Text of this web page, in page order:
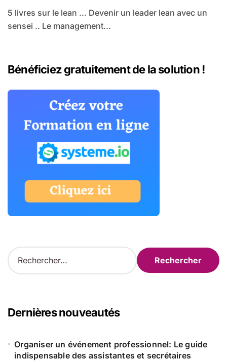
5 livres sur le lean … Devenir un leader lean avec un
sensei .. Le management...
Bénéficiez gratuitement de la solution !
R
e
r
c
e
Dernières nouveautés
Organiser un événement professionnel: Le guide
indispensable des assistantes et secrétaires